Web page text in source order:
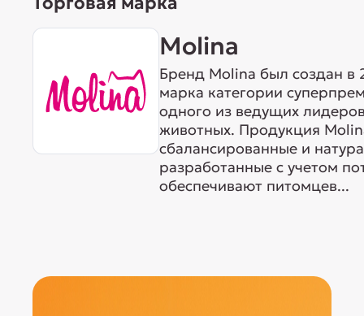
Molina
Бренд Molina был создан в
марка категории
одного из ведущих
животных. Продукция
сбалансированные и
разработанные с учетом
обеспечивают питомцев...